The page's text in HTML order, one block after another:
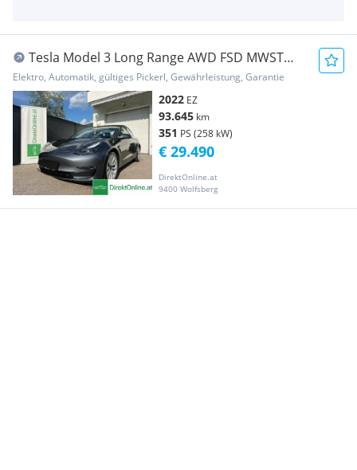
Tesla Model 3 Long Range AWD FSD MWST
1.Besitz
Elektro, Automatik, gültiges Pickerl, Gewährleistung, Garantie
2022 EZ
93.645 km
351 PS (258 kW)
DirektOnline.at
9400 Wolfsberg
€ 29.490